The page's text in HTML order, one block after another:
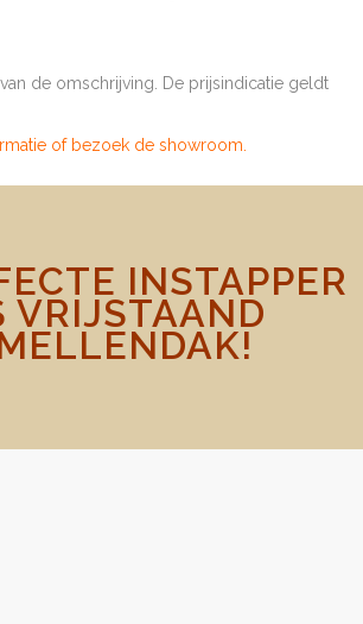
de omschrijving. De prijsindicatie geldt
of bezoek de showroom.
INSTAPPER
VRIJSTAAND